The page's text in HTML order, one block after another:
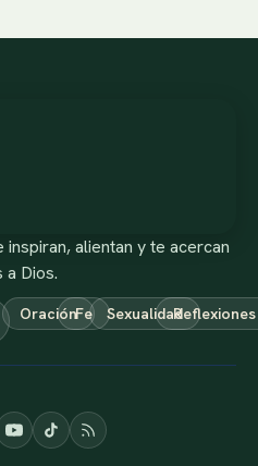
alientan y te acercan
a Dios.
OraciónFe SexualidadReflexiones